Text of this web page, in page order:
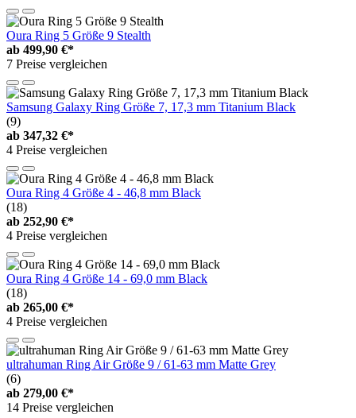
Oura Ring 5 Größe 9 Stealth
ab 499,90 €*
7 Preise vergleichen
Samsung Galaxy Ring Größe 7, 17,3 mm Titanium Black
(9)
ab 347,32 €*
4 Preise vergleichen
Oura Ring 4 Größe 4 - 46,8 mm Black
(18)
ab 252,90 €*
4 Preise vergleichen
Oura Ring 4 Größe 14 - 69,0 mm Black
(18)
ab 265,00 €*
4 Preise vergleichen
ultrahuman Ring Air Größe 9 / 61-63 mm Matte Grey
(6)
ab 279,00 €*
14 Preise vergleichen